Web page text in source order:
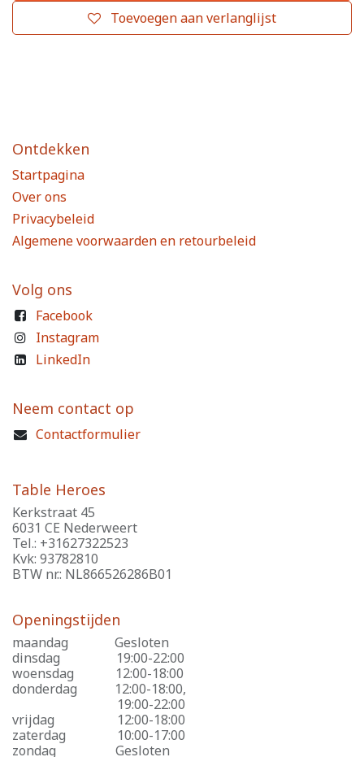
Toevoegen aan verlanglijst
Ontdekken
Startpagina
Over ons
Privacybeleid
Algemene voorwaarden en retourbeleid
Volg ons
Facebook
Instagram
LinkedIn
Neem contact op
Contactformulier
Table Heroes
Kerkstraat 45
6031 CE Nederweert
Tel.: +31627322523
Kvk: 93782810
BTW nr.: NL866526286B01
Openingstijden
maandag
​Gesloten
dinsdag
​19:00-22:00
woensdag
​12:00-18:00
donderdag
​12:00-18:00,
​19:00-22:00
vrijdag
​12:00-18:00
zaterdag
​10:00-17:00
zondag
​Gesloten